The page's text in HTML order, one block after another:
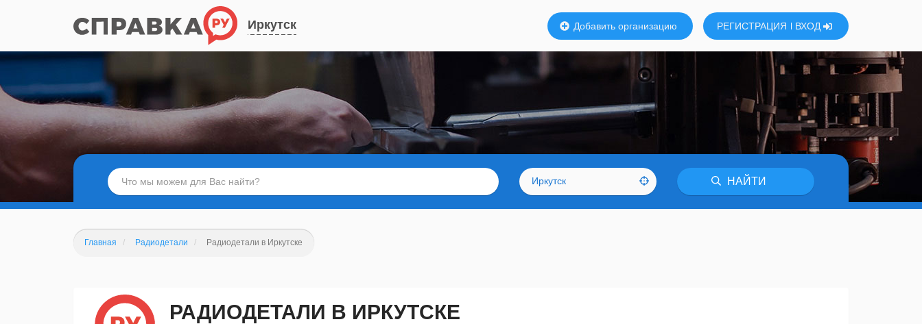
Иркутск Добавить организацию РЕГИСТРАЦИЯ ВХОД
Иркутск НАЙТИ
Главная Радиодетали Радиодетали в Иркутске
РАДИОДЕТАЛИ В ИРКУТСКЕ